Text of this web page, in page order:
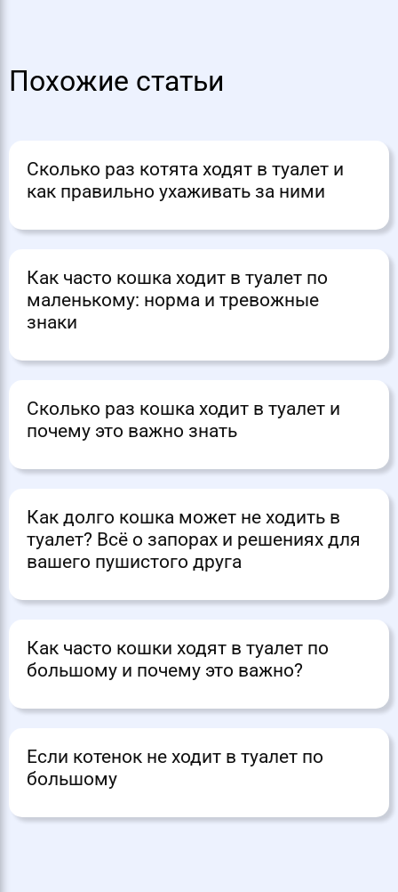
Похожие статьи
Сколько раз котята ходят в туалет и
как правильно ухаживать за ними
Как часто кошка ходит в туалет по
маленькому: норма и тревожные
знаки
Сколько раз кошка ходит в туалет и
почему это важно знать
Как долго кошка может не ходить в
туалет? Всё о запорах и решениях для
вашего пушистого друга
Как часто кошки ходят в туалет по
большому и почему это важно?
Если котенок не ходит в туалет по
большому